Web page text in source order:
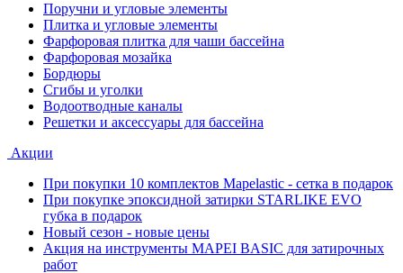
Поручни и угловые элементы
Плитка и угловые элементы
Фарфоровая плитка для чаши бассейна
Фарфоровая мозайка
Бордюры
Сгибы и уголки
Водоотводные каналы
Решетки и аксессуары для бассейна
Акции
При покупки 10 комплектов Mapelastic - сетка в подарок
При покупке эпоксидной затирки STARLIKE EVO
губка в подарок
Новый сезон - новые цены
Акция на инструменты MAPEI BASIC для затирочных
работ